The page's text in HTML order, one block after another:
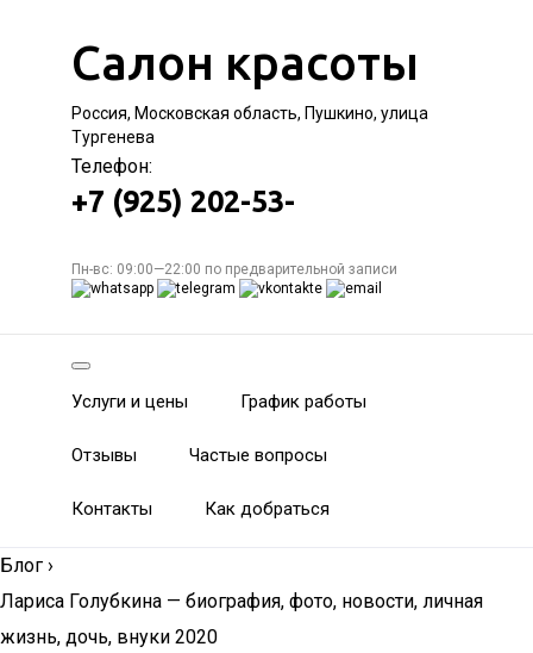
Салон красоты
Россия, Московская область, Пушкино, улица
Тургенева
Телефон:
+7 (925) 202-53-
Пн-вс: 09:00—22:00 по предварительной записи
Услуги и цены График работы
Отзывы Частые вопросы
Контакты Как добраться
Блог ›
Лариса Голубкина — биография, фото, новости, личная
жизнь, дочь, внуки 2020